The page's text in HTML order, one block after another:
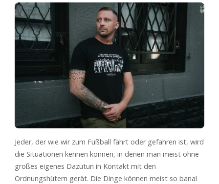
Jeder, der wie wir zum Fußball fährt oder gefahren ist, wird
die Situationen kennen können, in denen man meist ohne
großes eigenes Dazutun in Kontakt mit den
Ordnungshütern gerät. Die Dinge können meist so banal